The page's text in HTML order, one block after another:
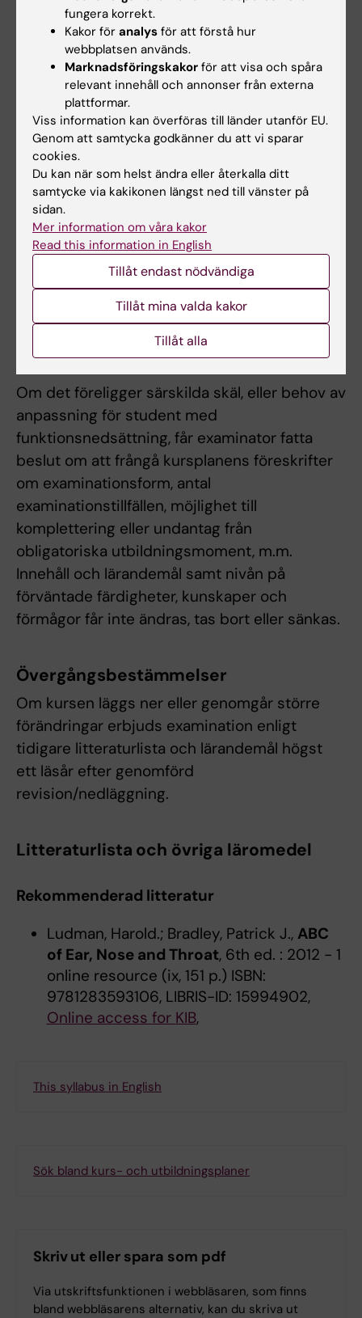
utbildningsinslag kan innebära att den
studerande inte kan ta igen tillfället förrän
nästa gång kursen ges.
Student som ej är godkänd efter ordinarie
examinationstillfälle har rätt att delta vid
ytterligare fem examinationstillfällen. Om
studenten genomfört sex underkända
tentamina/prov ges inte något ytterligare
examinationstillfälle. Som examinationstillfälle
räknas de gånger studenten deltagit i ett och
samma prov. Inlämning av blank skrivning
räknas som examinationstillfälle.
Examinationstillfälle till vilket studenten anmält
sig men inte deltagit räknas inte som
examinationstillfälle.
Om det föreligger särskilda skäl, eller behov av
anpassning för student med
funktionsnedsättning, får examinator fatta
beslut om att frångå kursplanens föreskrifter
om examinationsform, antal
examinationstillfällen, möjlighet till
komplettering eller undantag från
obligatoriska utbildningsmoment, m.m.
Innehåll och lärandemål samt nivån på
förväntade färdigheter, kunskaper och
förmågor får inte ändras, tas bort eller sänkas.
Övergångsbestämmelser
Om kursen läggs ner eller genomgår större
förändringar erbjuds examination enligt
tidigare litteraturlista och lärandemål högst
ett läsår efter genomförd
revision/nedläggning.
Litteraturlista och övriga läromedel
Rekommenderad litteratur
Ludman, Harold.; Bradley, Patrick J., ABC
of Ear, Nose and Throat, 6th ed. : 2012 - 1
online resource (ix, 151 p.) ISBN:
9781283593106, LIBRIS-ID: 15994902,
Online access for KIB,
This syllabus in English
Sök bland kurs- och utbildningsplaner
Skriv ut eller spara som pdf
Via utskriftsfunktionen i webbläsaren, som finns
bland webbläsarens alternativ, kan du skriva ut
fungera korrekt.
Kakor för analys för att förstå hur
webbplatsen används.
Marknadsföringskakor för att visa och spåra
relevant innehåll och annonser från externa
plattformar.
Viss information kan överföras till länder utanför EU.
Genom att samtycka godkänner du att vi sparar
cookies.
Du kan när som helst ändra eller återkalla ditt
samtycke via kakikonen längst ned till vänster på
sidan.
Mer information om våra kakor
Read this information in English
Tillåt endast nödvändiga
Tillåt mina valda kakor
Tillåt alla